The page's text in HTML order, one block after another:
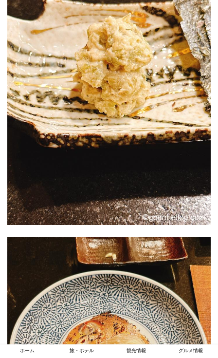
ホーム 旅・ホテル 観光情報 グルメ情報